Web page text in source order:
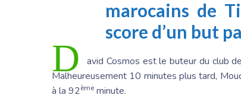
marocains de
score d’un but
D
avid Cosmos est le buteur du club
Malheureusement 10 minutes plus tard,
à la 92ème minute.